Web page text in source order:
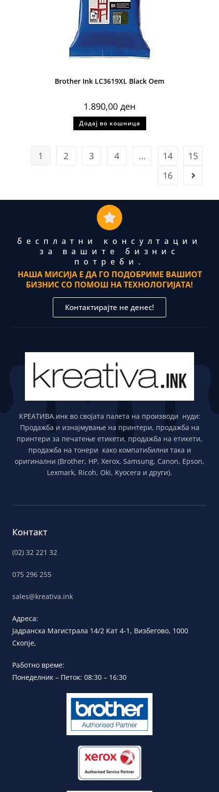
Brother Ink LC3619XL Black Oem
1.890,00 ден
Додај во кошница
1 2 3 4 … 14
15
16
бесплатни консултации
за вашите бизнис
потреби.
НАША МИСИЈА Е ДА ГО ПОДОБРИМЕ ВАШИОТ
БИЗНИС СО ПОМОШ НА ТЕХНОЛОГИЈАТА!
Контактирајте не денес!
КРЕАТИВА.инк во својата палета на производи нуди:
Продажба и изнајмување на принтери, продажба на
принтери за печатење етикети, продажба на етикети,
продажба на тонери како компатибилни така и
оригинални (Brother, HP, Xerox, Samsung, Canon, Epson,
Lexmark, Ricoh, Oki, Kyocera и други).
Контакт
(02) 32 221 32
075 296 255
sales@kreativa.ink
Адреса:
Јадранска Магистрала 14/2 Кат 4-1, Визбегово, 1000
Скопје,
Работно време:
Понеделник – Петок: 08:30 – 16:30